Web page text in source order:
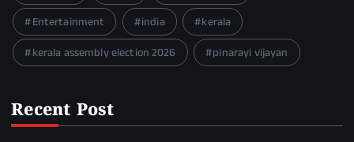
Entertainment
india
kerala
kerala assembly election 2026
pinarayi vijayan
Recent Post